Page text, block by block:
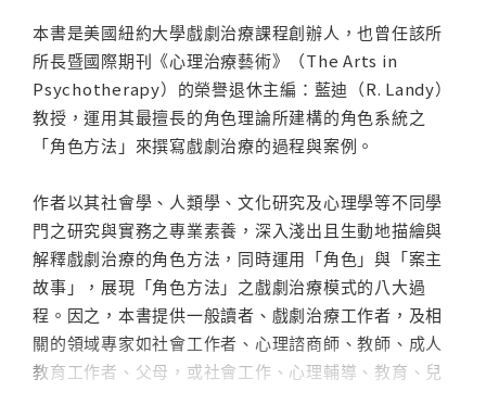
本書是美國紐約大學戲劇治療課程創辦人，也曾任該所
所長暨國際期刊《心理治療藝術》（The Arts in
Psychotherapy）的榮譽退休主編：藍迪（R. Landy）
教授，運用其最擅長的角色理論所建構的角色系統之
「角色方法」來撰寫戲劇治療的過程與案例。
作者以其社會學、人類學、文化研究及心理學等不同學
門之研究與實務之專業素養，深入淺出且生動地描繪與
解釋戲劇治療的角色方法，同時運用「角色」與「案主
故事」，展現「角色方法」之戲劇治療模式的八大過
程。因之，本書提供一般讀者、戲劇治療工作者，及相
關的領域專家如社會工作者、心理諮商師、教師、成人
教育工作者、父母，或社會工作、心理輔導、教育、兒
童福利、心理學、社會學、人類學等學系學生研讀，期